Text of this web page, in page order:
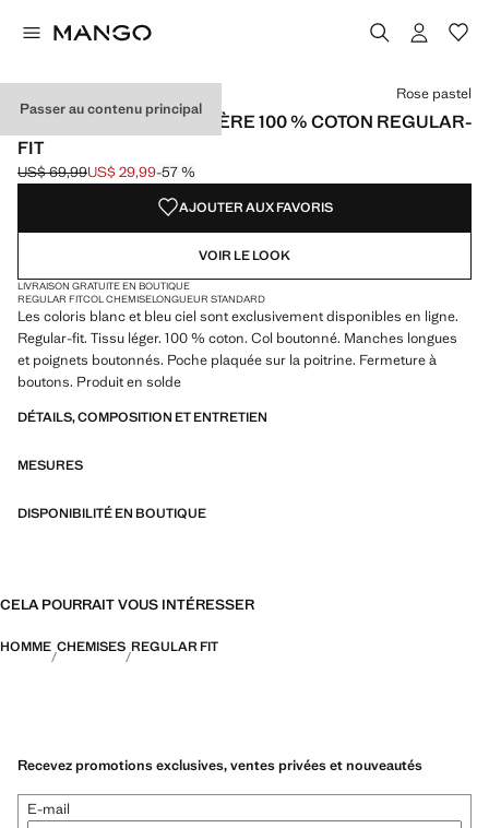
Passer au contenu principal
CHEMISE OXFORD LÉGÈRE 100 % COTON REGULAR-
FIT
Prix initial barré [US$ 69,99 ]
US$ 69,99
Prix actuel [US$ 29,99 ]
US$ 29,99-57 %
Choisissez une couleur
Couleur Bleu encre
Couleur Blanc
Couleur Rose pastel sélectionnée
Rose pastel
AJOUTER AUX FAVORIS
VOIR LE LOOK
LIVRAISON GRATUITE EN BOUTIQUE
REGULAR FITCOL CHEMISELONGUEUR STANDARD
Les coloris blanc et bleu ciel sont exclusivement disponibles en ligne.
Regular-fit. Tissu léger. 100 % coton. Col boutonné. Manches longues
et poignets boutonnés. Poche plaquée sur la poitrine. Fermeture à
boutons. Produit en solde
DÉTAILS, COMPOSITION ET ENTRETIEN
MESURES
DISPONIBILITÉ EN BOUTIQUE
CELA POURRAIT VOUS INTÉRESSER
HOMME CHEMISES REGULAR FIT
Recevez promotions exclusives, ventes privées et nouveautés
E-mail